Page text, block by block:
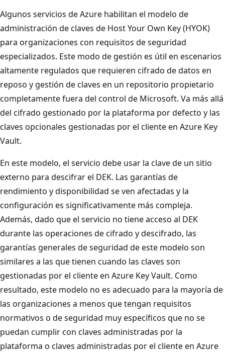
Algunos servicios de Azure habilitan el modelo de
administración de claves de Host Your Own Key (HYOK)
para organizaciones con requisitos de seguridad
especializados. Este modo de gestión es útil en escenarios
altamente regulados que requieren cifrado de datos en
reposo y gestión de claves en un repositorio propietario
completamente fuera del control de Microsoft. Va más allá
del cifrado gestionado por la plataforma por defecto y las
claves opcionales gestionadas por el cliente en Azure Key
Vault.
En este modelo, el servicio debe usar la clave de un sitio
externo para descifrar el DEK. Las garantías de
rendimiento y disponibilidad se ven afectadas y la
configuración es significativamente más compleja.
Además, dado que el servicio no tiene acceso al DEK
durante las operaciones de cifrado y descifrado, las
garantías generales de seguridad de este modelo son
similares a las que tienen cuando las claves son
gestionadas por el cliente en Azure Key Vault. Como
resultado, este modelo no es adecuado para la mayoría de
las organizaciones a menos que tengan requisitos
normativos o de seguridad muy específicos que no se
puedan cumplir con claves administradas por la
plataforma o claves administradas por el cliente en Azure